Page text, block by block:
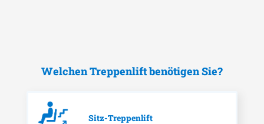
Welchen Treppenlift benötigen Sie?
Sitz-Treppenlift